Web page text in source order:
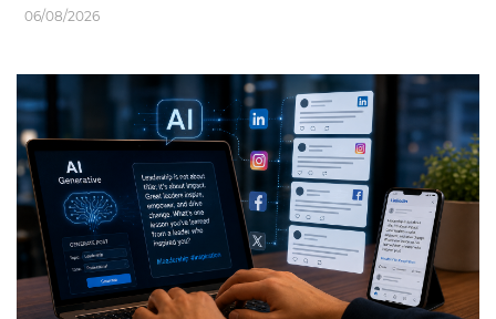
06/08/2026